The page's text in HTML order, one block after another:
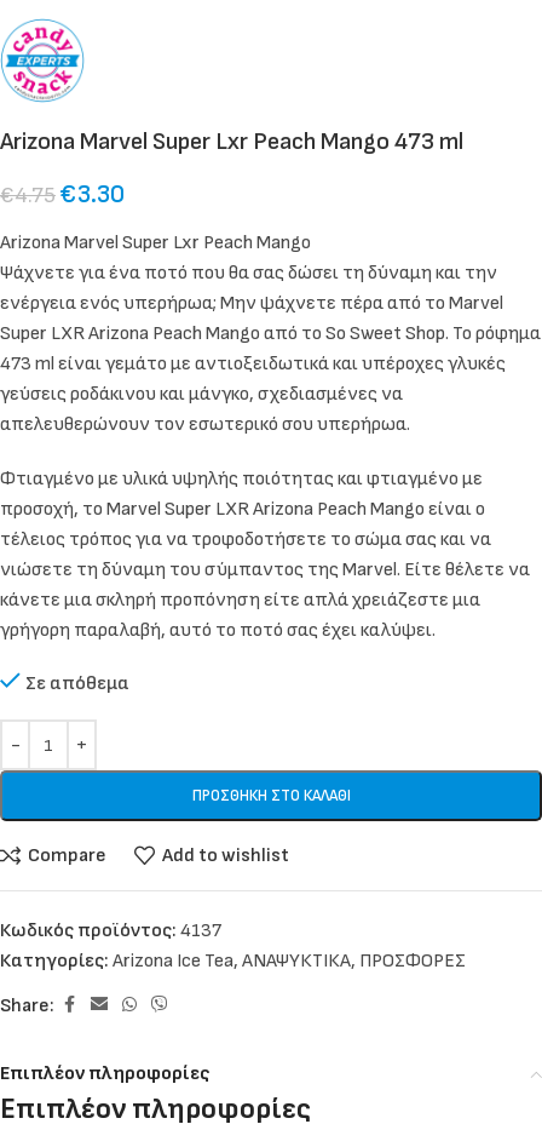
Arizona Marvel Super Lxr Peach Mango 473 ml
€4.75€3.30
Arizona Marvel Super Lxr Peach Mango
Ψάχνετε για ένα ποτό που θα σας δώσει τη δύναμη και την
ενέργεια ενός υπερήρωα; Μην ψάχνετε πέρα ​​από το Marvel
Super LXR Arizona Peach Mango από το So Sweet Shop. Το ρόφημα
473 ml είναι γεμάτο με αντιοξειδωτικά και υπέροχες γλυκές
γεύσεις ροδάκινου και μάνγκο, σχεδιασμένες να
απελευθερώνουν τον εσωτερικό σου υπερήρωα.
Φτιαγμένο με υλικά υψηλής ποιότητας και φτιαγμένο με
προσοχή, το Marvel Super LXR Arizona Peach Mango είναι ο
τέλειος τρόπος για να τροφοδοτήσετε το σώμα σας και να
νιώσετε τη δύναμη του σύμπαντος της Marvel. Είτε θέλετε να
κάνετε μια σκληρή προπόνηση είτε απλά χρειάζεστε μια
γρήγορη παραλαβή, αυτό το ποτό σας έχει καλύψει.
Σε απόθεμα
ΠΡΟΣΘΉΚΗ ΣΤΟ ΚΑΛΆΘΙ
Compare Add to wishlist
Κωδικός προϊόντος: 4137
Κατηγορίες: Arizona Ice Tea, ΑΝΑΨΥΚΤΙΚΑ, ΠΡΟΣΦΟΡΕΣ
Share:
Επιπλέον πληροφορίες
Επιπλέον πληροφορίες